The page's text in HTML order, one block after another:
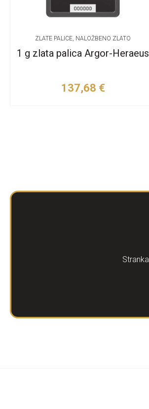
ZLATE PALICE, NALOŽBENO ZLATO
1 g zlata palica Argor-Heraeus
137,68 €